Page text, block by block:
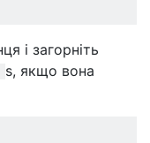
і загорніть
s, якщо вона